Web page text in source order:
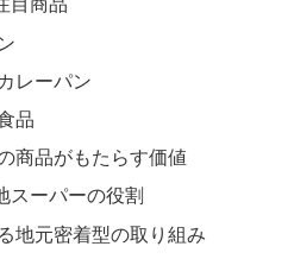
レーパン
品
商品がもたらす価値
スーパーの役割
地元密着型の取り組み